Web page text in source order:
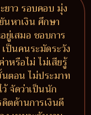
ยาว รอบคอบ มุ่ง
หาเงิน ศึกษา
ยู่เสมอ ชอบการ
ป็นคนระมัดระวัง
หรือไม่ ไม่เสียรู้
ตอน ไม่ประมาท
จัดว่าเป็นนัก
ตด้านการเงินดี